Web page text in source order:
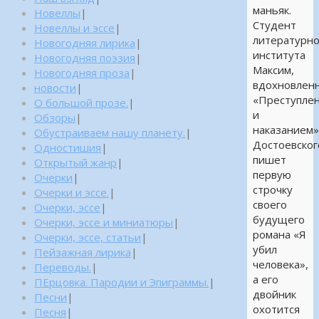
маньяк.
Студент
института
Максим,
и
наказанием»
пишет
первую
строчку
своего
будущего
романа «Я
убил
человека»,
а его
двойник
охотится
Новеллы |
Новеллы и эссе |
Новогодняя лирика |
Новогодняя поэзия |
Новогодняя проза |
новости |
О большой прозе. |
Обзоры |
Обустраиваем нашу планету. |
Одностишия |
Открытый жанр |
Очерки |
Очерки и эссе. |
Очерки, эссе |
Очерки, эссе и миниатюры |
Очерки, эссе, статьи |
Пейзажная лирика |
Переводы. |
ПЕрцовка. Пародии и Эпиграммы. |
Песни |
Песня |